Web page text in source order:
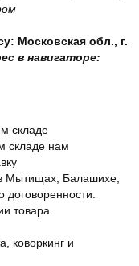
Московская обл., г.
в навигаторе:
складе
складе нам
Мытищах, Балашихе,
товара
коворкинг и